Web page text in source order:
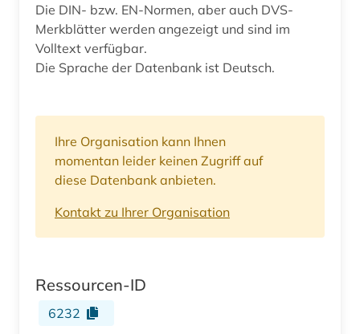
Die DIN- bzw. EN-Normen, aber auch DVS-
Merkblätter werden angezeigt und sind im
Volltext verfügbar.
Die Sprache der Datenbank ist Deutsch.
Ihre Organisation kann Ihnen
momentan leider keinen Zugriff auf
diese Datenbank anbieten.
Kontakt zu Ihrer Organisation
Ressourcen-ID
6232